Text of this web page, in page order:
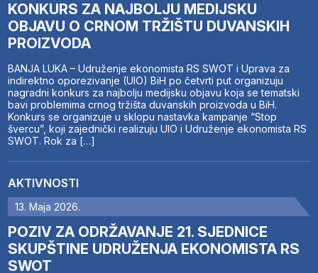
KONKURS ZA NAJBOLJU MEDIJSKU
OBJAVU O CRNOM TRŽIŠTU DUVANSKIH
PROIZVODA
BANJA LUKA – Udruženje ekonomista RS SWOT i Uprava za
indirektno oporezivanje (UIO) BiH po četvrti put organizuju
nagradni konkurs za najbolju medijsku objavu koja se tematski
bavi problemima crnog tržišta duvanskih proizvoda u BiH.
Konkurs se organizuje u sklopu nastavka kampanje “Stop
švercu”, koji zajednički realizuju UIO i Udruženje ekonomista RS
SWOT. Rok za […]
AKTIVNOSTI
13. Maja 2026.
POZIV ZA ODRŽAVANJE 21. SJEDNICE
SKUPŠTINE UDRUŽENJA EKONOMISTA RS
SWOT